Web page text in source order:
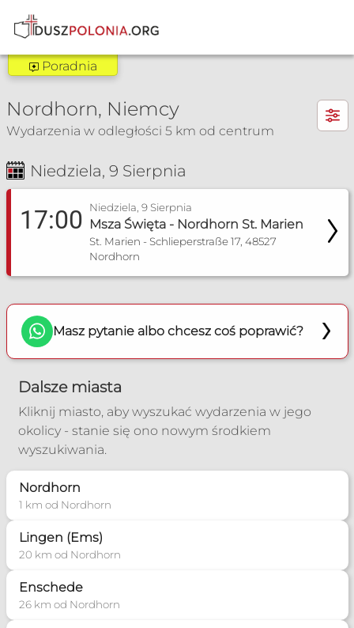
Poradnia Dortmund
Zakres pomocy:
Poradnia małżeńska
+49 23129389
Poradnia Werl
Zakres pomocy:
Poradnia małżeńska
+49 15779444247
Zakres pomocy:
Poradnia dla narzeczonych
polnische-mission-kle@bistum-
muenster.de
Więcej informacji
Poradnia
×
Msza Św. i nabożeństwa
Nordhorn, Niemcy
Wydarzenia w odległości 5 km od centrum
Niedziela, 9 Sierpnia
17:00 Niedziela, 9 Sierpnia
Msza Święta - Nordhorn St. Marien
St. Marien - Schlieperstraße 17, 48527
Nordhorn
Masz pytanie albo chcesz coś poprawić?
Dalsze miasta
Kliknij miasto, aby wyszukać wydarzenia w jego
okolicy - stanie się ono nowym środkiem
wyszukiwania.
Nordhorn
1 km od Nordhorn
Lingen (Ems)
20 km od Nordhorn
Enschede
26 km od Nordhorn